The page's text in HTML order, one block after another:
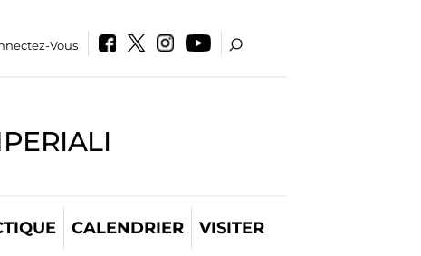
Vous
CALENDRIER VISITER